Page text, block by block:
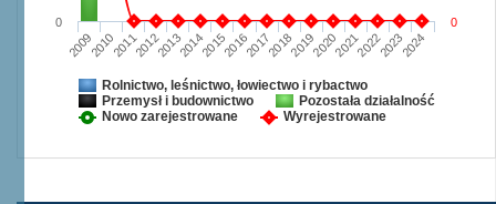
2009201020112012201320142015201620172018201920202021202220232024
0 0
Rolnictwo, leśnictwo, łowiectwo i rybactwo
Przemysł i budownictwo
Pozostała działalność
Nowo zarejestrowane
Wyrejestrowane